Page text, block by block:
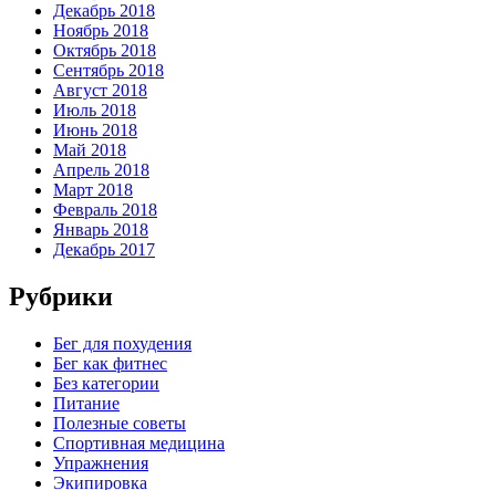
Декабрь 2018
Ноябрь 2018
Октябрь 2018
Сентябрь 2018
Август 2018
Июль 2018
Июнь 2018
Май 2018
Апрель 2018
Март 2018
Февраль 2018
Январь 2018
Декабрь 2017
Рубрики
Бег для похудения
Бег как фитнес
Без категории
Питание
Полезные советы
Спортивная медицина
Упражнения
Экипировка